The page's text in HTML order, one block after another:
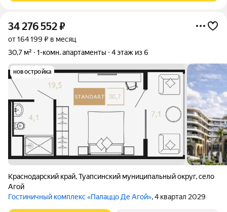
34 276 552₽
от 164 199 ₽ в месяц
30,7 м²
1-комн. апартаменты 4 этаж из 6
новостройка
Краснодарский край,Туапсинский муниципальный округ,село
Агой
Гостиничный комплекс «Палаццо Де Агой», 4 квартал 2029